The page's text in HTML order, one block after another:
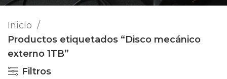
Inicio
Productos etiquetados “Disco mecánico
externo 1TB”
Filtros